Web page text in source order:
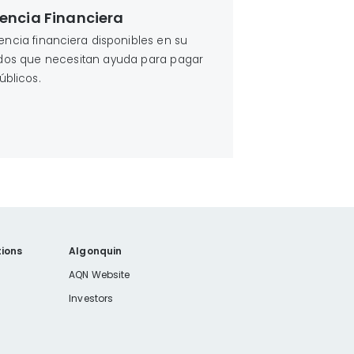
Financiera
financiera disponibles en su
que necesitan ayuda para pagar
Algonquin
AQN Website
Investors